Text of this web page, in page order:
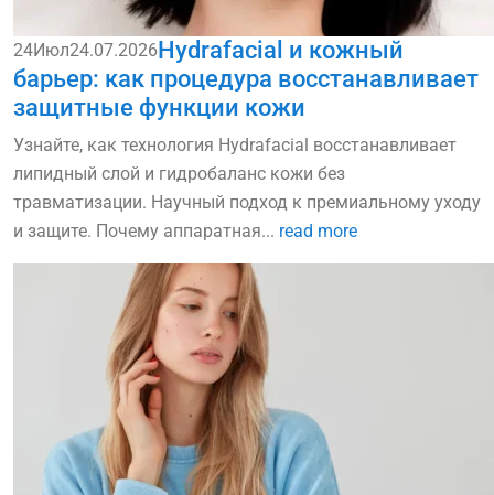
24Июл24.07.2026Hydrafacial и кожный
барьер: как процедура восстанавливает
защитные функции кожи
Узнайте, как технология Hydrafacial восстанавливает
липидный слой и гидробаланс кожи без
травматизации. Научный подход к премиальному уходу
и защите. Почему аппаратная... read more